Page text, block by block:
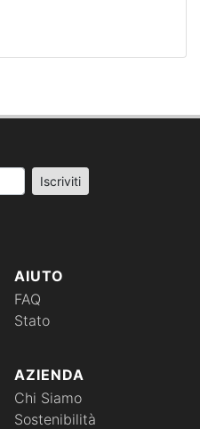
AIUTO
FAQ
Stato
AZIENDA
Chi Siamo
Sostenibilità
Iscriviti